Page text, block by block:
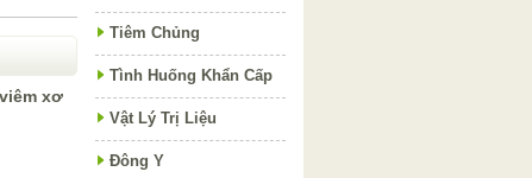
xơ
Tiêm Chủng
Tình Huống Khẩn Cấp
Vật Lý Trị Liệu
Đông Y